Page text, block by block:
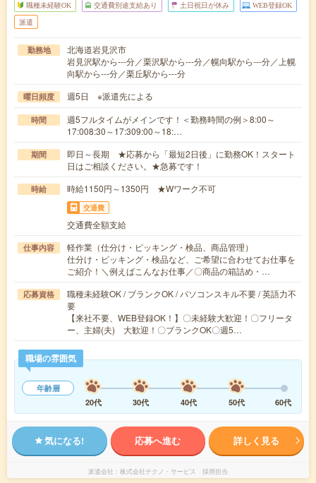
職種未経験OK 交通費別途支給あり 土日祝日が休み WEB登録OK
派遣
勤務地
北海道岩見沢市
岩見沢駅から---分／栗沢駅から---分／幌向駅から---分／上幌
向駅から---分／栗丘駅から---分
曜日頻度 週5日 ※派遣先による
時間
週5フルタイムがメインです！＜勤務時間の例＞8:00～
17:008:30～17:309:00～18:…
期間
即日～長期 ★応募から「最短2日後」に勤務OK！スタート
日はご相談ください。★急募です！
時給 時給1150円～1350円 ★Wワーク不可
交通費
交通費全額支給
仕事内容
軽作業（仕分け・ピッキング・検品、商品管理）
仕分け・ピッキング・検品など、ご希望に合わせてお仕事を
ご紹介！＼例えばこんなお仕事／〇商品の箱詰め・…
応募資格
職種未経験OK / ブランクOK / パソコンスキル不要 / 英語力不
要
【来社不要、WEB登録OK！】〇未経験大歓迎！〇フリータ
ー、主婦(夫) 大歓迎！〇ブランクOK〇週5…
職場の雰囲気
年齢層
20代
30代 40代 50代 60代
気になる! 応募へ進む 詳しく見る
派遣会社 株式会社テクノ・サービス 採用担当